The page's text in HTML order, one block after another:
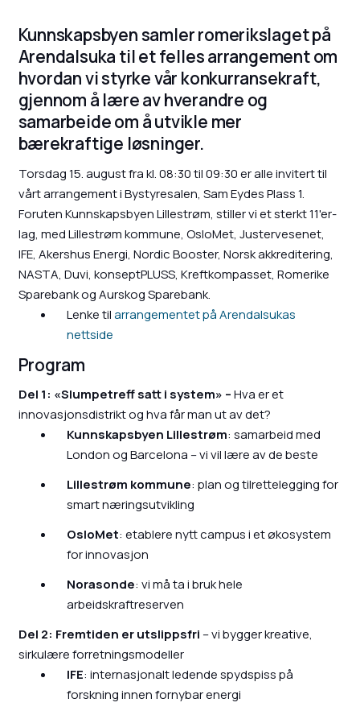
Kunnskapsbyen samler romerikslaget på
Arendalsuka til et felles arrangement om
hvordan vi styrke vår konkurransekraft,
gjennom å lære av hverandre og
samarbeide om å utvikle mer
bærekraftige løsninger.
Torsdag 15. august fra kl. 08:30 til 09:30 er alle invitert til
vårt arrangement i Bystyresalen, Sam Eydes Plass 1.
Foruten Kunnskapsbyen Lillestrøm, stiller vi et sterkt 11'er-
lag, med Lillestrøm kommune, OsloMet, Justervesenet,
IFE, Akershus Energi, Nordic Booster, Norsk akkreditering,
NASTA, Duvi, konseptPLUSS, Kreftkompasset, Romerike
Sparebank og Aurskog Sparebank.
Lenke tilarrangementet på Arendalsukas
nettside
Program
Del 1: «Slumpetreff satt i system» –Hva er et
innovasjonsdistrikt og hva får man ut av det?
Kunnskapsbyen Lillestrøm: samarbeid med
London og Barcelona – vi vil lære av de beste
Lillestrøm kommune: plan og tilrettelegging for
smart næringsutvikling
OsloMet: etablere nytt campus i et økosystem
for innovasjon
Norasonde: vi må ta i bruk hele
arbeidskraftreserven
Del 2: Fremtiden er utslippsfri – vi bygger kreative,
sirkulære forretningsmodeller
IFE: internasjonalt ledende spydspiss på
forskning innen fornybar energi